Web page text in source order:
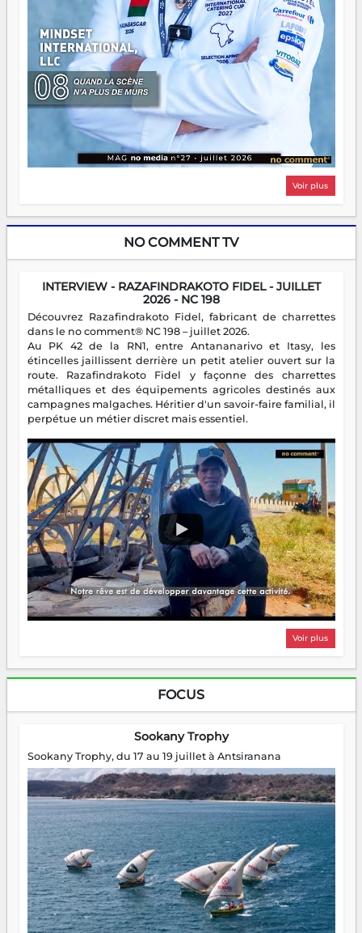
Voir plus
NO COMMENT TV
INTERVIEW - RAZAFINDRAKOTO FIDEL - JUILLET
2026 - NC 198
Découvrez Razafindrakoto Fidel, fabricant de charrettes
dans le no comment® NC 198 – juillet 2026.
Au PK 42 de la RN1, entre Antananarivo et Itasy, les
étincelles jaillissent derrière un petit atelier ouvert sur la
route. Razafindrakoto Fidel y façonne des charrettes
métalliques et des équipements agricoles destinés aux
campagnes malgaches. Héritier d'un savoir-faire familial, il
perpétue un métier discret mais essentiel.
Voir plus
FOCUS
Sookany Trophy
Sookany Trophy, du 17 au 19 juillet à Antsiranana